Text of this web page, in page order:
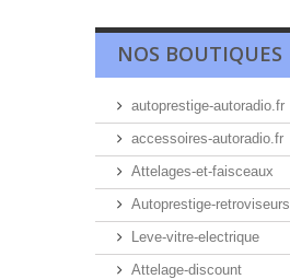
NOS BOUTIQUES
autoprestige-autoradio.fr
accessoires-autoradio.fr
Attelages-et-faisceaux
Autoprestige-retroviseurs
Leve-vitre-electrique
Attelage-discount